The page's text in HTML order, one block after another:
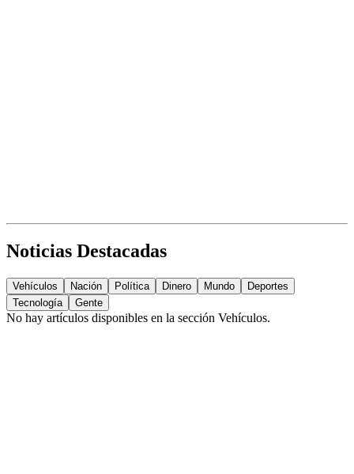
Noticias Destacadas
Vehículos Nación Política Dinero Mundo
Deportes
Tecnología
Gente
No hay artículos disponibles en la sección Vehículos.